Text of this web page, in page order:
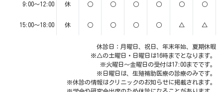
9:00～12:00 休 ○ ○ ○ ○ ○ ○
15:00～18:00 休 ○ ○ ○ ○ △ △
休診日：月曜日、祝日、年末年始、夏期休暇
※△の土曜日・日曜日は16時までとなります。
※火曜日～金曜日の受付は17:00までです。
※日曜日は、生殖補助医療の診療のみです。
※休診の情報はクリニックのお知らせに掲載されます。